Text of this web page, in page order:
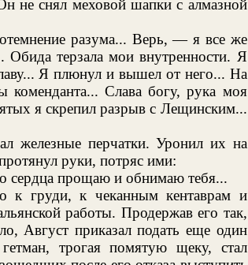
не снял меховой шапки с алмазной
разума... Верь, — я все же
Обида терзала мои внутренности. Я
Я плюнул и вышел от него... На
коменданта... Слава богу, рука моя
я скрепил разрыв с Лещинским...
железные перчатки. Уронил их на
руки, потряс ими:
сердца прощаю и обнимаю тебя...
к груди, к чеканным кентаврам и
работы. Продержав его так,
Август приказал подать еще один
трогая помятую щеку, стал